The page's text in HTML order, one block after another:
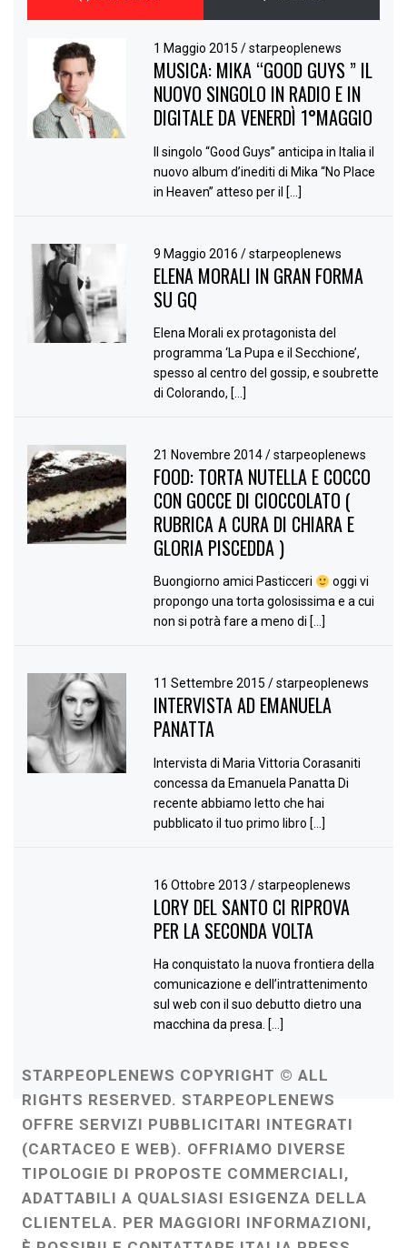
1 Maggio 2015/ starpeoplenews
MUSICA: MIKA “GOOD GUYS ” IL
NUOVO SINGOLO IN RADIO E IN
DIGITALE DA VENERDÌ 1°MAGGIO
Il singolo “Good Guys” anticipa in Italia il
nuovo album d’inediti di Mika “No Place
in Heaven” atteso per il […]
9 Maggio 2016/ starpeoplenews
ELENA MORALI IN GRAN FORMA
SU GQ
Elena Morali ex protagonista del
programma ‘La Pupa e il Secchione’,
spesso al centro del gossip, e soubrette
di Colorando, […]
21 Novembre 2014/ starpeoplenews
FOOD: TORTA NUTELLA E COCCO
CON GOCCE DI CIOCCOLATO (
RUBRICA A CURA DI CHIARA E
GLORIA PISCEDDA )
Buongiorno amici Pasticceri
oggi vi
propongo una torta golosissima e a cui
non si potrà fare a meno di […]
11 Settembre 2015/ starpeoplenews
INTERVISTA AD EMANUELA
PANATTA
Intervista di Maria Vittoria Corasaniti
concessa da Emanuela Panatta Di
recente abbiamo letto che hai
pubblicato il tuo primo libro […]
16 Ottobre 2013/ starpeoplenews
LORY DEL SANTO CI RIPROVA
PER LA SECONDA VOLTA
Ha conquistato la nuova frontiera della
comunicazione e dell’intrattenimento
sul web con il suo debutto dietro una
macchina da presa. […]
STARPEOPLENEWS COPYRIGHT © ALL
RIGHTS RESERVED. STARPEOPLENEWS
OFFRE SERVIZI PUBBLICITARI INTEGRATI
(CARTACEO E WEB). OFFRIAMO DIVERSE
TIPOLOGIE DI PROPOSTE COMMERCIALI,
ADATTABILI A QUALSIASI ESIGENZA DELLA
CLIENTELA. PER MAGGIORI INFORMAZIONI,